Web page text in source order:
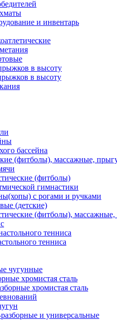
и инвентарь
в высоту
в высоту
бассейна
(фитболы), массажные,
(фитболы)
гимнастики
с рогами и ручками
(детские)
(фитболы),
тенниса
тенниса
чугунные
хромистая сталь
хромистая сталь
и универсальные